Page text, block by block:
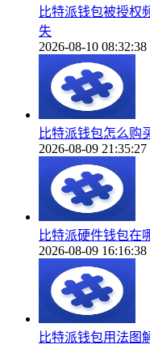
比特派钱包被授权
失
2026-08-10 08:32:38
比特派钱包怎么购
2026-08-09 21:35:27
比特派硬件钱包在
2026-08-09 16:16:38
比特派钱包用法图